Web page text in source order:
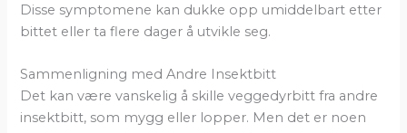
Disse symptomene kan dukke opp umiddelbart etter
bittet eller ta flere dager å utvikle seg.
Sammenligning med Andre Insektbitt
Det kan være vanskelig å skille veggedyrbitt fra andre
insektbitt, som mygg eller lopper. Men det er noen